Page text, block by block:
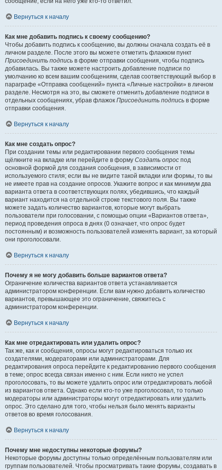
Вернуться к началу
Как мне добавить подпись к своему сообщению?
Чтобы добавить подпись к сообщению, вы должны сначала создать её в
личном разделе. После этого вы можете отметить флажком пункт
Присоединить подпись в форме отправки сообщения, чтобы подпись
добавилась. Вы также можете настроить добавление подписи по
умолчанию ко всем вашим сообщениям, сделав соответствующий выбор в
параграфе «Отправка сообщений» пункта «Личные настройки» в личном
разделе. Несмотря на это, вы сможете отменить добавление подписи в
отдельных сообщениях, убрав флажок Присоединить подпись в форме
отправки сообщения.
Вернуться к началу
Как мне создать опрос?
При создании темы или редактировании первого сообщения темы
щёлкните на вкладке или перейдите в форму Создать опрос под
основной формой для создания сообщения, в зависимости от
используемого стиля; если вы не видите такой вкладки или формы, то вы
не имеете прав на создание опросов. Укажите вопрос и как минимум два
варианта ответа в соответствующих полях, убедившись, что каждый
вариант находится на отдельной строке текстового поля. Вы также
можете задать количество вариантов, которые могут выбрать
пользователи при голосовании, с помощью опции «Вариантов ответа»,
период проведения опроса в днях (0 означает, что опрос будет
постоянным) и возможность пользователей изменять вариант, за который
они проголосовали.
Вернуться к началу
Почему я не могу добавить больше вариантов ответа?
Ограничение количества вариантов ответа устанавливается
администратором конференции. Если вам нужно добавить количество
вариантов, превышающее это ограничение, свяжитесь с
администратором конференции.
Вернуться к началу
Как мне отредактировать или удалить опрос?
Так же, как и сообщения, опросы могут редактироваться только их
создателями, модераторами или администраторами. Для
редактирования опроса перейдите к редактированию первого сообщения
в теме; опрос всегда связан именно с ним. Если никто не успел
проголосовать, то вы можете удалить опрос или отредактировать любой
из вариантов ответа. Однако если кто-то уже проголосовал, то только
модераторы или администраторы могут отредактировать или удалить
опрос. Это сделано для того, чтобы нельзя было менять варианты
ответов во время голосования.
Вернуться к началу
Почему мне недоступны некоторые форумы?
Некоторые форумы доступны только определённым пользователям или
группам пользователей. Чтобы просматривать такие форумы, создавать в